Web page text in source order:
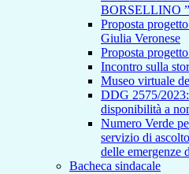
BORSELLINO ”
Proposta
Giulia Veronese
Proposta
Incontro sulla
Museo virtuale
DDG 2575/
disponibilità a
Numero Verde
servizio di
delle emergenze
Bacheca sindacale